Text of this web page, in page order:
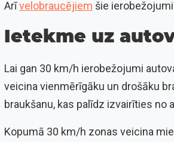
Arīvelobraucējiem šie
Ietekme uz
Lai gan 30 km/h ierobežojumi
veicina vienmērīgāku un drošāku
braukšanu, kas palīdz izvairīties
Kopumā 30 km/h zonas veicina